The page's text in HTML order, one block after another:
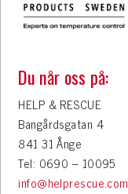
Du når oss på:
HELP & RESCUE
Bangårdsgatan 4
841 31 Ånge
Tel: 0690 – 10095
info@helprescue.com